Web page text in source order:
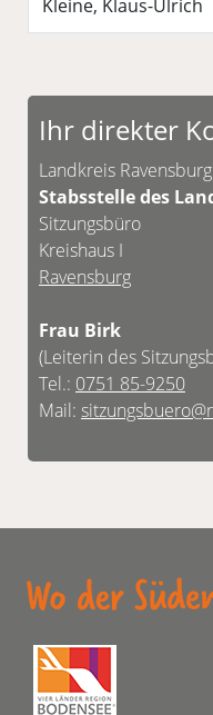
Kleine, Klaus-Ulrich
Ihr direkter
Landkreis Ravensburg
Stabsstelle des
Sitzungsbüro
Kreishaus I
Ravensburg
Frau Birk
(Leiterin des
Tel.: 0751 85-9250
Mail: